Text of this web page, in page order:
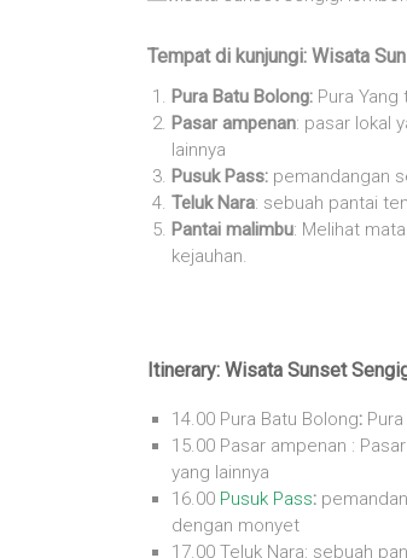
Tempat di kunjungi: Wisata
Pura Batu Bolong: Pura
Pasar ampenan: pasar lokal
lainnya
Pusuk Pass: pemandangan
Teluk Nara: sebuah pantai
Pantai malimbu: Melihat
kejauhan.
Itinerary: Wisata Sunset
14.00 Pura Batu Bolong:
15.00 Pasar ampenan :
yang lainnya
16.00 Pusuk Pass:
dengan monyet
17.00 Teluk Nara: sebuah